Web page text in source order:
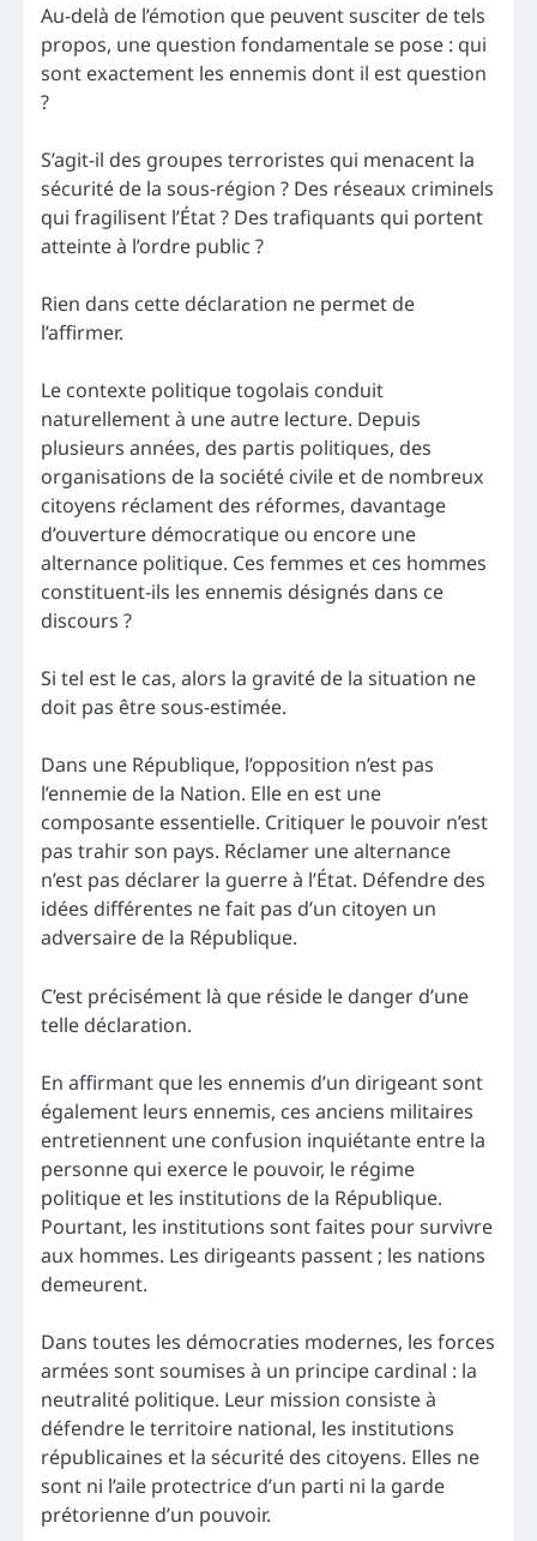
Au-delà de l’émotion que peuvent susciter de tels
propos, une question fondamentale se pose : qui
sont exactement les ennemis dont il est question
?
S’agit-il des groupes terroristes qui menacent la
sécurité de la sous-région ? Des réseaux criminels
qui fragilisent l’État ? Des trafiquants qui portent
atteinte à l’ordre public ?
Rien dans cette déclaration ne permet de
l’affirmer.
Le contexte politique togolais conduit
naturellement à une autre lecture. Depuis
plusieurs années, des partis politiques, des
organisations de la société civile et de nombreux
citoyens réclament des réformes, davantage
d’ouverture démocratique ou encore une
alternance politique. Ces femmes et ces hommes
constituent-ils les ennemis désignés dans ce
discours ?
Si tel est le cas, alors la gravité de la situation ne
doit pas être sous-estimée.
Dans une République, l’opposition n’est pas
l’ennemie de la Nation. Elle en est une
composante essentielle. Critiquer le pouvoir n’est
pas trahir son pays. Réclamer une alternance
n’est pas déclarer la guerre à l’État. Défendre des
idées différentes ne fait pas d’un citoyen un
adversaire de la République.
C’est précisément là que réside le danger d’une
telle déclaration.
En affirmant que les ennemis d’un dirigeant sont
également leurs ennemis, ces anciens militaires
entretiennent une confusion inquiétante entre la
personne qui exerce le pouvoir, le régime
politique et les institutions de la République.
Pourtant, les institutions sont faites pour survivre
aux hommes. Les dirigeants passent ; les nations
demeurent.
Dans toutes les démocraties modernes, les forces
armées sont soumises à un principe cardinal : la
neutralité politique. Leur mission consiste à
défendre le territoire national, les institutions
républicaines et la sécurité des citoyens. Elles ne
sont ni l’aile protectrice d’un parti ni la garde
prétorienne d’un pouvoir.